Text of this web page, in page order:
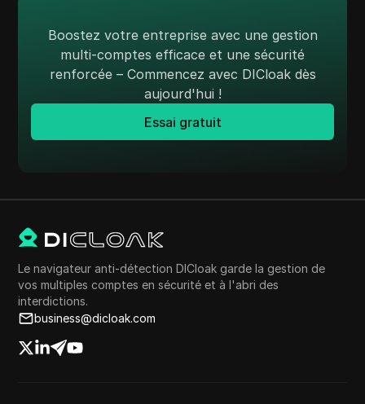
Boostez votre entreprise avec une gestion
multi-comptes efficace et une sécurité
renforcée – Commencez avec DICloak dès
aujourd'hui !
Essai gratuit
Le navigateur anti-détection DICloak garde la gestion de
vos multiples comptes en sécurité et à l'abri des
interdictions.
business@dicloak.com